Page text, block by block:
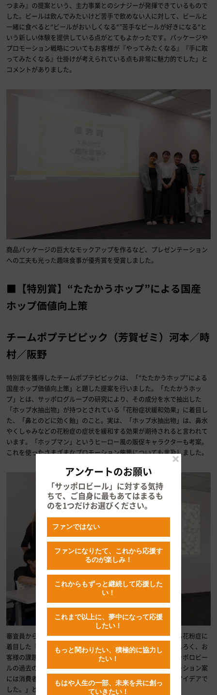
つまみ』の提案という、主力事業とのシナジーが発揮できているもので
した。ビールは飲んでみたいけど苦手で飲めない人に対して、ビールと
一緒に食べると“ビールがおいしくなる“”苦手なビールが好きになる“と
いう新しい体験を提供している点がとてもよかったです。パッケージや
プロモーション戦略についてもお客様が『やってみたくなる』『手に取
ってみたくなる』仕掛けが考えられている点も非常に魅力的でした」と
コメントがありました。
商品パッケージの巨大なモックアップを作るなど、プレゼンテーション
への工夫も光った趣味食事が優秀賞を受賞しました。
■【特別賞】“たたかうホップ”による国産
ホップ価値向上策
チームポプテピピック（芳賀ゼミ）河本／時
村／阪野
特別賞を獲得したチームポプテピピックは、「“たたかうホップ”による
国産ホップ価値向上策」と題した提案を行いました。「たたかうホッ
プ」とは、サッポログループの研究により、その成分を水で抽出した
「ホップ水抽出物」が持つとされている「花粉症状緩和効果」に着目し
た、「鼻とのどに効く飴」のこと。実は、「ホップ水抽出物」は、鼻水
やくしゃみなどの花粉症の症状を緩和する効果が期待されると言われて
います。「ホップマン」というヒーロー風の販促キャラクターも考案。
これを使ったさまざまなプロモーション施策についても言及しました。
審査員からは、「若年層へのアプローチとして、国民病である花粉症に
着目した『たたかうホップ』というコンセプトが非常におもしろく、お
客様の課題もしっかり特定できている点がよかったです。サッポロビー
ルの過去の研究との結びつきも考えられているうえ、プロモーション案
には消費者目線での具体性があり、イメージがしやすかったアイデアで
した。」とフィードバックがありました。
アンケートのお願い
「サッポロビール」に対する気持
ちで、ご自身に最もあてはまるも
のを1つだけお選びください。
ファンではない
ファンになりたて、これから応援す
るのが楽しみ！
これからもずっと継続して応援した
い！
これまで以上に、夢中になって応援
したい！
もっと関わりたい、積極的に協力し
たい！
もはや人生の一部、未来を共に創っ
ていきたい！